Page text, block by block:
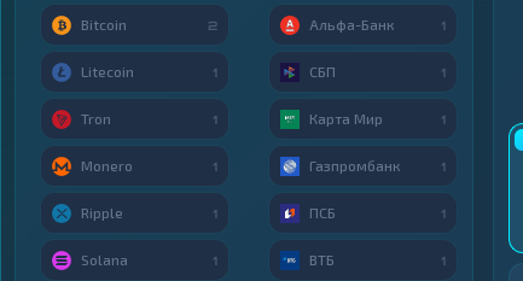
Bitcoin 2
Litecoin 1
Tron 1
Monero 1
Ripple 1
Solana 1
Альфа-Банк 1
СБП 1
Карта Мир 1
Газпромбанк 1
ПСБ 1
ВТБ 1